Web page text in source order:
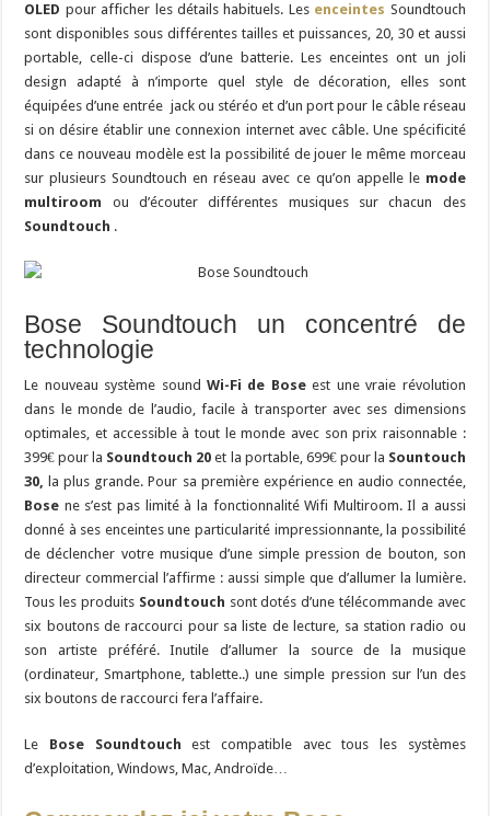
OLED pour afficher les détails habituels. Les enceintes Soundtouch
sont disponibles sous différentes tailles et puissances, 20, 30 et aussi
portable, celle-ci dispose d’une batterie. Les enceintes ont un joli
design adapté à n’importe quel style de décoration, elles sont
équipées d’une entrée jack ou stéréo et d’un port pour le câble réseau
si on désire établir une connexion internet avec câble. Une spécificité
dans ce nouveau modèle est la possibilité de jouer le même morceau
sur plusieurs Soundtouch en réseau avec ce qu’on appelle le mode
multiroom ou d’écouter différentes musiques sur chacun des
Soundtouch .
Bose Soundtouch un concentré de
technologie
Le nouveau système soundWi-Fi de Boseest une vraie révolution
dans le monde de l’audio, facile à transporter avec ses dimensions
optimales, et accessible à tout le monde avec son prix raisonnable :
399€ pour la Soundtouch 20 et la portable, 699€ pour la Sountouch
30, la plus grande. Pour sa première expérience en audio connectée,
Bose ne s’est pas limité à la fonctionnalité Wifi Multiroom. Il a aussi
donné à ses enceintes une particularité impressionnante, la possibilité
de déclencher votre musique d’une simple pression de bouton, son
directeur commercial l’affirme : aussi simple que d’allumer la lumière.
Tous les produits Soundtouch sont dotés d’une télécommande avec
six boutons de raccourci pour sa liste de lecture, sa station radio ou
son artiste préféré. Inutile d’allumer la source de la musique
(ordinateur, Smartphone, tablette..) une simple pression sur l’un des
six boutons de raccourci fera l’affaire.
Le Bose Soundtouch est compatible avec tous les systèmes
d’exploitation, Windows, Mac, Androïde…